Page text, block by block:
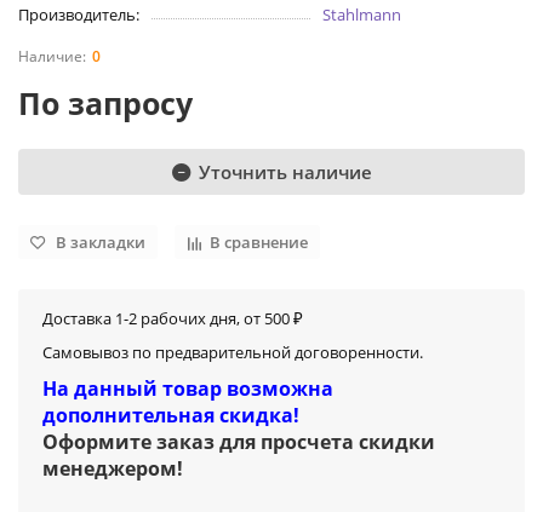
Производитель:
Stahlmann
0
По запросу
Уточнить наличие
В закладки В сравнение
Доставка 1-2 рабочих дня, от 500 ₽
Самовывоз по предварительной договоренности.
На данный товар возможна
дополнительная скидка!
Оформите заказ для просчета скидки
менеджером!